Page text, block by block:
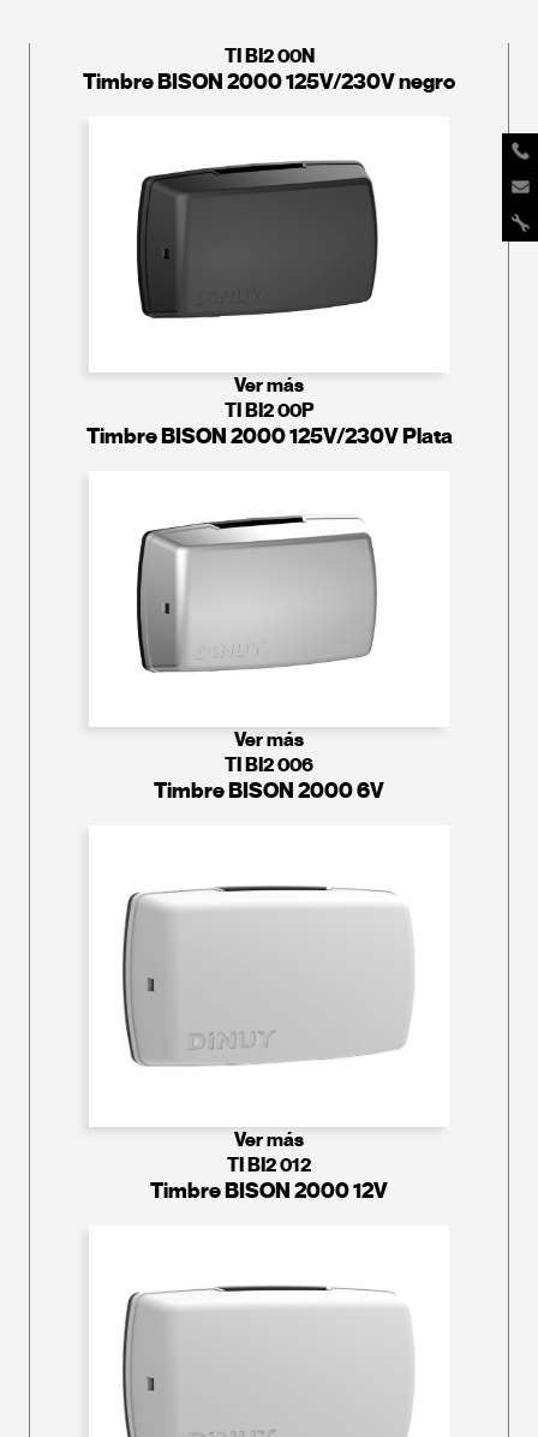
TI BI2 00N
Timbre BISON 2000 125V/230V negro
Ver más
TI BI2 00P
Timbre BISON 2000 125V/230V Plata
Ver más
TI BI2 006
Timbre BISON 2000 6V
Ver más
TI BI2 012
Timbre BISON 2000 12V